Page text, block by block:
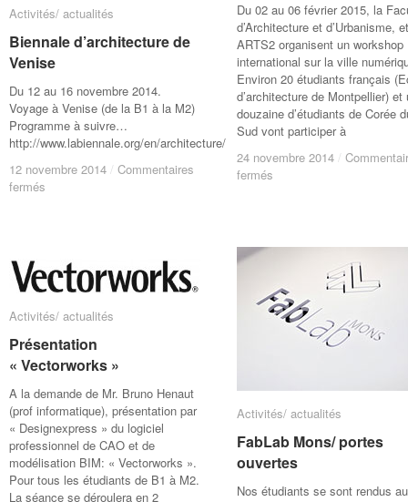
Du 02 au 06 février 2015, la
d’Architecture et d’Urbanisme, et
ARTS2 organisent un workshop
international sur la ville
Environ 20 étudiants français
d’architecture de Montpellier) et
douzaine d’étudiants de Corée
Sud vont participer à
24 novembre 2014 /
fermés
bio-
24 novembre 2014 /
fermés
bio-
Activités/ actualités
Biennale d’architecture de
Venise
Du 12 au 16 novembre 2014.
Voyage à Venise (de la B1 à la M2)
Programme à suivre…
http://www.labiennale.org/en/architecture/
12 novembre 2014 / Commentaires
fermés
Activités/ actualités
Biennale d’architecture de
Venise
12 novembre 2014 / Commentaires
fermés
Activités/ actualités
FabLab Mons/ portes
ouvertes
Nos étudiants se sont rendus
Activités/ actualités
FabLab Mons/ portes
ouvertes
Activités/ actualités
Présentation
« Vectorworks »
A la demande de Mr. Bruno Henaut
(prof informatique), présentation par
« Designexpress » du logiciel
professionnel de CAO et de
modélisation BIM: « Vectorworks ».
Pour tous les étudiants de B1 à M2.
La séance se déroulera en 2
Activités/ actualités
Présentation
« Vectorworks »